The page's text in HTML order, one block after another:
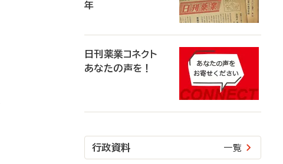
年
日刊薬業コネクト
あなたの声を！
行政資料 一覧